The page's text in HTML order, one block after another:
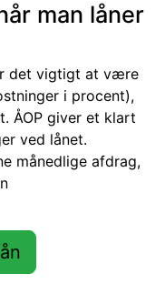
man låner
det vigtigt at være
i procent),
ÅOP giver et klart
ved lånet.
månedlige afdrag,